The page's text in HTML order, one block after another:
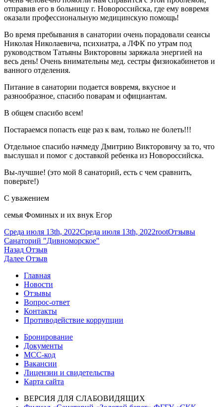
отправив его в больницу г. Новороссийска, где ему вовремя
оказали профессиональную медицинскую помощь!
Во время пребывания в санатории очень порадовали сеансы
Николая Николаевича, психиатра, а ЛФК по утрам под
руководством Татьяны Викторовны заряжала энергией на
весь день! Очень внимательны мед. сестры физиокабинетов и
ванного отделения.
Питание в санатории подается вовремя, вкусное и
разнообразное, спасибо поварам и официантам.
В общем спасибо всем!
Постараемся попасть еще раз к вам, только не болеть!!!
Отдельное спасибо начмеду Дмитрию Викторовичу за то, что
выслушал и помог с доставкой ребенка из Новороссийска.
Вы-лучшие! (это мой 8 санаторий, есть с чем сравнить,
поверьте!)
С уважением
семья Фоминых и их внук Егор
Опубликовано
Среда июля 13th, 2022Среда июля 13th, 2022Автор
rootРубрики
Отзывы
Санаторий "Дивноморское"
Навигация
по
записям
Назад Предыдущая
запись:
Отзыв
Далее Следующая
Отзыв
Главная
Новости
Отзывы
Вопрос-ответ
Контакты
Противодействие коррупции
Бронирование
Документы
МСС-код
Вакансии
Лицензии и свидетельства
Карта сайта
ВЕРСИЯ ДЛЯ СЛАБОВИДЯЩИХ